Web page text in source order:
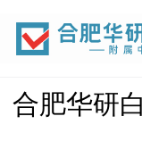
合肥白
合肥华研